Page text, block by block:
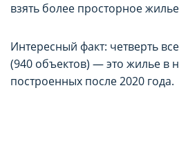
взять более просторное
Интересный факт: четверть
(940 объектов) — это жилье в
построенных после 2020 года.